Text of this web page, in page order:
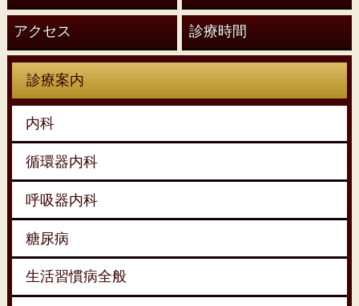
アクセス 診療時間
診療案内
内科
循環器内科
呼吸器内科
糖尿病
生活習慣病全般